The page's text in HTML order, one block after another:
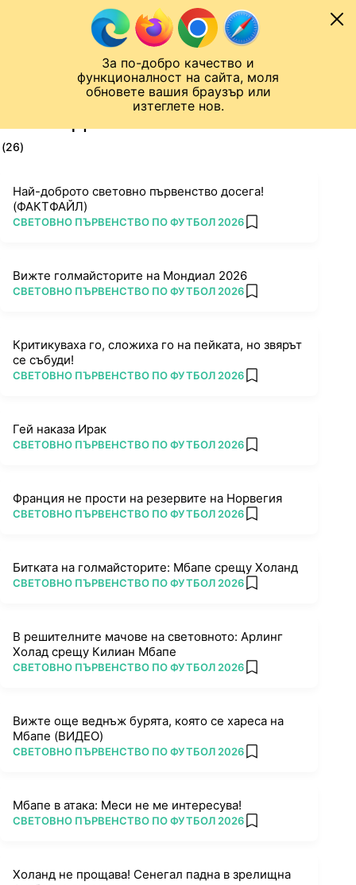
За по-добро качество и
функционалност на сайта, моля
обновете вашия браузър или
изтеглете нов.
Към съдържанието
Лига на Конференциите
(26)
Най-доброто световно първенство досега!
(ФАКТФАЙЛ)
ПОВЕЧЕ ОТ
СВЕТОВНО ПЪРВЕНСТВО ПО ФУТБОЛ 2026 add favorites
Вижте голмайсторите на Мондиал 2026
ПОВЕЧЕ ОТ
СВЕТОВНО ПЪРВЕНСТВО ПО ФУТБОЛ 2026 add favorites
Критикуваха го, сложиха го на пейката, но звярът
се събуди!
ПОВЕЧЕ ОТ
СВЕТОВНО ПЪРВЕНСТВО ПО ФУТБОЛ 2026 add favorites
Гей наказа Ирак
ПОВЕЧЕ ОТ
СВЕТОВНО ПЪРВЕНСТВО ПО ФУТБОЛ 2026 add favorites
Франция не прости на резервите на Норвегия
ПОВЕЧЕ ОТ
СВЕТОВНО ПЪРВЕНСТВО ПО ФУТБОЛ 2026 add favorites
Битката на голмайсторите: Мбапе срещу Холанд
ПОВЕЧЕ ОТ
СВЕТОВНО ПЪРВЕНСТВО ПО ФУТБОЛ 2026 add favorites
В решителните мачове на световното: Арлинг
Холад срещу Килиан Мбапе
ПОВЕЧЕ ОТ
СВЕТОВНО ПЪРВЕНСТВО ПО ФУТБОЛ 2026 add favorites
Вижте още веднъж бурята, която се хареса на
Мбапе (ВИДЕО)
ПОВЕЧЕ ОТ
СВЕТОВНО ПЪРВЕНСТВО ПО ФУТБОЛ 2026 add favorites
Мбапе в атака: Меси не ме интересува!
ПОВЕЧЕ ОТ
СВЕТОВНО ПЪРВЕНСТВО ПО ФУТБОЛ 2026 add favorites
Холанд не прощава! Сенегал падна в зрелищна